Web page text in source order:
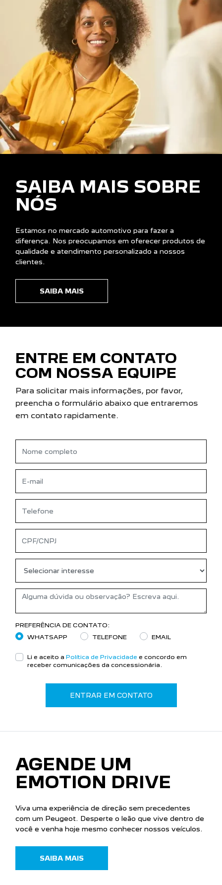
SAIBA MAIS SOBRE
NÓS
Estamos no mercado automotivo para fazer a
diferença. Nos preocupamos em oferecer produtos de
qualidade e atendimento personalizado a nossos
clientes.
SAIBA MAIS
ENTRE EM CONTATO
COM NOSSA EQUIPE
Para solicitar mais informações, por favor,
preencha o formulário abaixo que entraremos
em contato rapidamente.
PREFERÊNCIA DE CONTATO:
WHATSAPP
TELEFONE EMAIL
Li e aceito a
receber comunicações da concessionária.
ENTRAR EM CONTATO
AGENDE UM
EMOTION DRIVE
Viva uma experiência de direção sem precedentes
com um Peugeot. Desperte o leão que vive dentro de